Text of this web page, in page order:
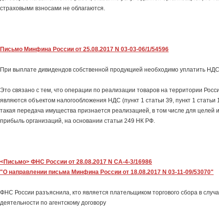
страховыми взносами не облагаются.
Письмо Минфина России от 25.08.2017 N 03-03-06/1/54596
При выплате дивидендов собственной продукцией необходимо уплатить
Это связано с тем, что операции по реализации товаров на территории
являются объектом налогообложения НДС (пункт 1 статьи 39, пункт 1
такая передача имущества признается реализацией, в том числе для целей
прибыль организаций, на основании статьи 249 НК РФ.
<Письмо> ФНС России от 28.08.2017 N СА-4-3/16986
"О направлении письма Минфина России от 18.08.2017 N 03-11-09/53070"
ФНС России разъяснила, кто является плательщиком торгового сбора в
деятельности по агентскому договору